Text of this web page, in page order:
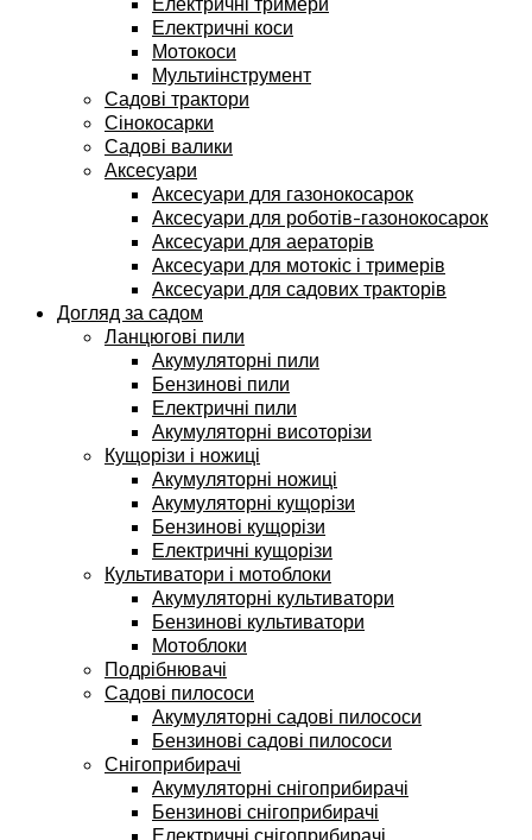
Електричні коси
Мотокоси
Мультиінструмент
Садові трактори
Сінокосарки
Садові валики
Аксесуари
Аксесуари для газонокосарок
Аксесуари для роботів-газонокосарок
Аксесуари для аераторів
Аксесуари для мотокіс і тримерів
Аксесуари для садових тракторів
Догляд за садом
Ланцюгові пили
Акумуляторні пили
Бензинові пили
Електричні пили
Акумуляторні висоторізи
Кущорізи і ножиці
Акумуляторні ножиці
Акумуляторні кущорізи
Бензинові кущорізи
Електричні кущорізи
Культиватори і мотоблоки
Акумуляторні культиватори
Бензинові культиватори
Мотоблоки
Подрібнювачі
Садові пилососи
Акумуляторні садові пилососи
Бензинові садові пилососи
Снігоприбирачі
Акумуляторні снігоприбирачі
Бензинові снігоприбирачі